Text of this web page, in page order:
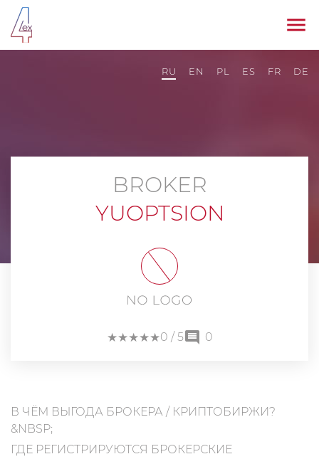
RU EN PL ES FR DE
BROKER
YUOPTSION
★★
★★
★★
★★
★★
0 / 5 0
В ЧЁМ ВЫГОДА БРОКЕРА / КРИПТОБИРЖИ?
&NBSP;
ГДЕ РЕГИСТРИРУЮТСЯ БРОКЕРСКИЕ